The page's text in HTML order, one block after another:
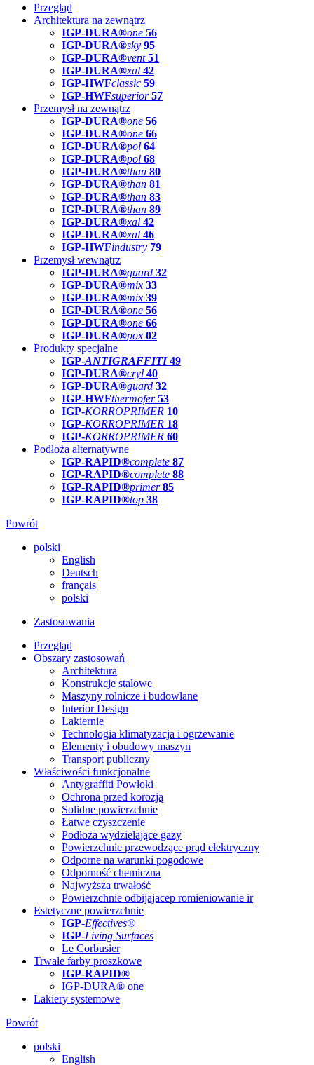
Przegląd
Architektura na zewnątrz
IGP-DURA®one 56
IGP-DURA®sky 95
IGP-DURA®vent 51
IGP-DURA®xal 42
IGP-HWFclassic 59
IGP-HWFsuperior 57
Przemysł na zewnątrz
IGP-DURA®one 56
IGP-DURA®one 66
IGP-DURA®pol 64
IGP-DURA®pol 68
IGP-DURA®than 80
IGP-DURA®than 81
IGP-DURA®than 83
IGP-DURA®than 89
IGP-DURA®xal 42
IGP-DURA®xal 46
IGP-HWFindustry 79
Przemysł wewnątrz
IGP-DURA®guard 32
IGP-DURA®mix 33
IGP-DURA®mix 39
IGP-DURA®one 56
IGP-DURA®one 66
IGP-DURA®pox 02
Produkty specjalne
IGP-ANTIGRAFFITI49
IGP-DURA®cryl 40
IGP-DURA®guard 32
IGP-HWFthermofer 53
IGP-KORROPRIMER 10
IGP-KORROPRIMER 18
IGP-KORROPRIMER 60
Podłoża alternatywne
IGP-RAPID®complete 87
IGP-RAPID®complete 88
IGP-RAPID®primer 85
IGP-RAPID®top 38
Powrót
polski
English
Deutsch
français
polski
Zastosowania
Przegląd
Obszary zastosowań
Architektura
Konstrukcje stalowe
Maszyny rolnicze i budowlane
Interior Design
Lakiernie
Technologia klimatyzacja i ogrzewanie
Elementy i obudowy maszyn
Transport publiczny
Właściwości funkcjonalne
Antygraffiti Powłoki
Ochrona przed korozją
Solidne powierzchnie
Łatwe czyszczenie
Podłoża wydzielające gazy
Powierzchnie przewodzące prąd elektryczny
Odporne na warunki pogodowe
Odporność chemiczna
Najwyższa trwałość
Powierzchnie odbijajacep romieniowanie ir
Estetyczne powierzchnie
IGP-Effectives®
IGP-Living Surfaces
Le Corbusier
Trwałe farby proszkowe
IGP-RAPID®
IGP-DURA® one
Lakiery systemowe
Powrót
polski
English